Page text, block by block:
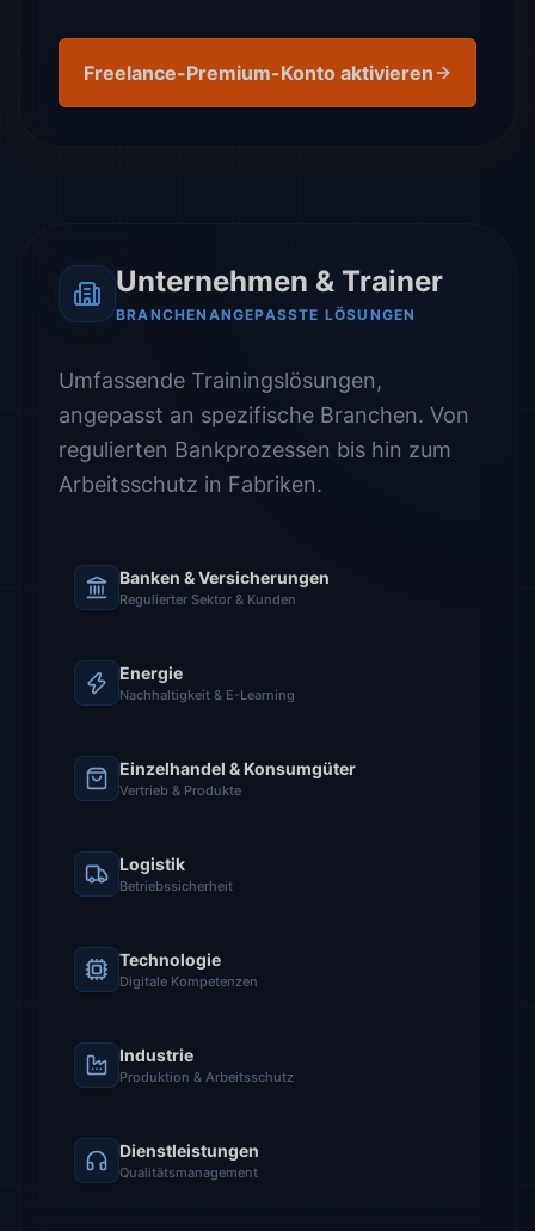
Freelance-Premium-Konto aktivieren
Unternehmen & Trainer
BRANCHENANGEPASSTE LÖSUNGEN
Umfassende Trainingslösungen,
angepasst an spezifische Branchen. Von
regulierten Bankprozessen bis hin zum
Arbeitsschutz in Fabriken.
Banken & Versicherungen
Regulierter Sektor & Kunden
Energie
Nachhaltigkeit & E-Learning
Einzelhandel & Konsumgüter
Vertrieb & Produkte
Logistik
Betriebssicherheit
Technologie
Digitale Kompetenzen
Industrie
Produktion & Arbeitsschutz
Dienstleistungen
Qualitätsmanagement